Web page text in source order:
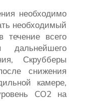
необходимо
необходимый
течение всего
Скрубберы
снижения
камере,
CO2 на